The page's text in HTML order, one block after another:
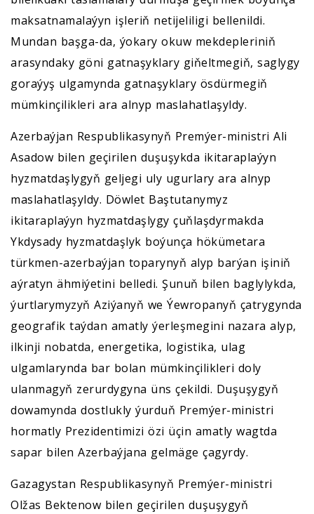
maksatnamalaýyn işleriň netijeliligi bellenildi.
Mundan başga-da, ýokary okuw mekdepleriniň
arasyndaky göni gatnaşyklary giňeltmegiň, saglygy
goraýyş ulgamynda gatnaşyklary ösdürmegiň
mümkinçilikleri ara alnyp maslahatlaşyldy.
Azerbaýjan Respublikasynyň Premýer-ministri Ali
Asadow bilen geçirilen duşuşykda ikitaraplaýyn
hyzmatdaşlygyň geljegi uly ugurlary ara alnyp
maslahatlaşyldy. Döwlet Baştutanymyz
ikitaraplaýyn hyzmatdaşlygy çuňlaşdyrmakda
Ykdysady hyzmatdaşlyk boýunça hökümetara
türkmen-azerbaýjan toparynyň alyp barýan işiniň
aýratyn ähmiýetini belledi. Şunuň bilen baglylykda,
ýurtlarymyzyň Aziýanyň we Ýewropanyň çatrygynda
geografik taýdan amatly ýerleşmegini nazara alyp,
ilkinji nobatda, energetika, logistika, ulag
ulgamlarynda bar bolan mümkinçilikleri doly
ulanmagyň zerurdygyna üns çekildi. Duşuşygyň
dowamynda dostlukly ýurduň Premýer-ministri
hormatly Prezidentimizi özi üçin amatly wagtda
sapar bilen Azerbaýjana gelmäge çagyrdy.
Gazagystan Respublikasynyň Premýer-ministri
Olžas Bektenow bilen geçirilen duşuşygyň